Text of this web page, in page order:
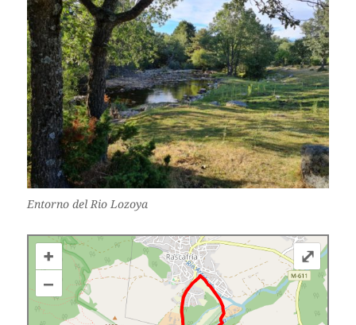
Entorno del Rio Lozoya
+
–
⤢